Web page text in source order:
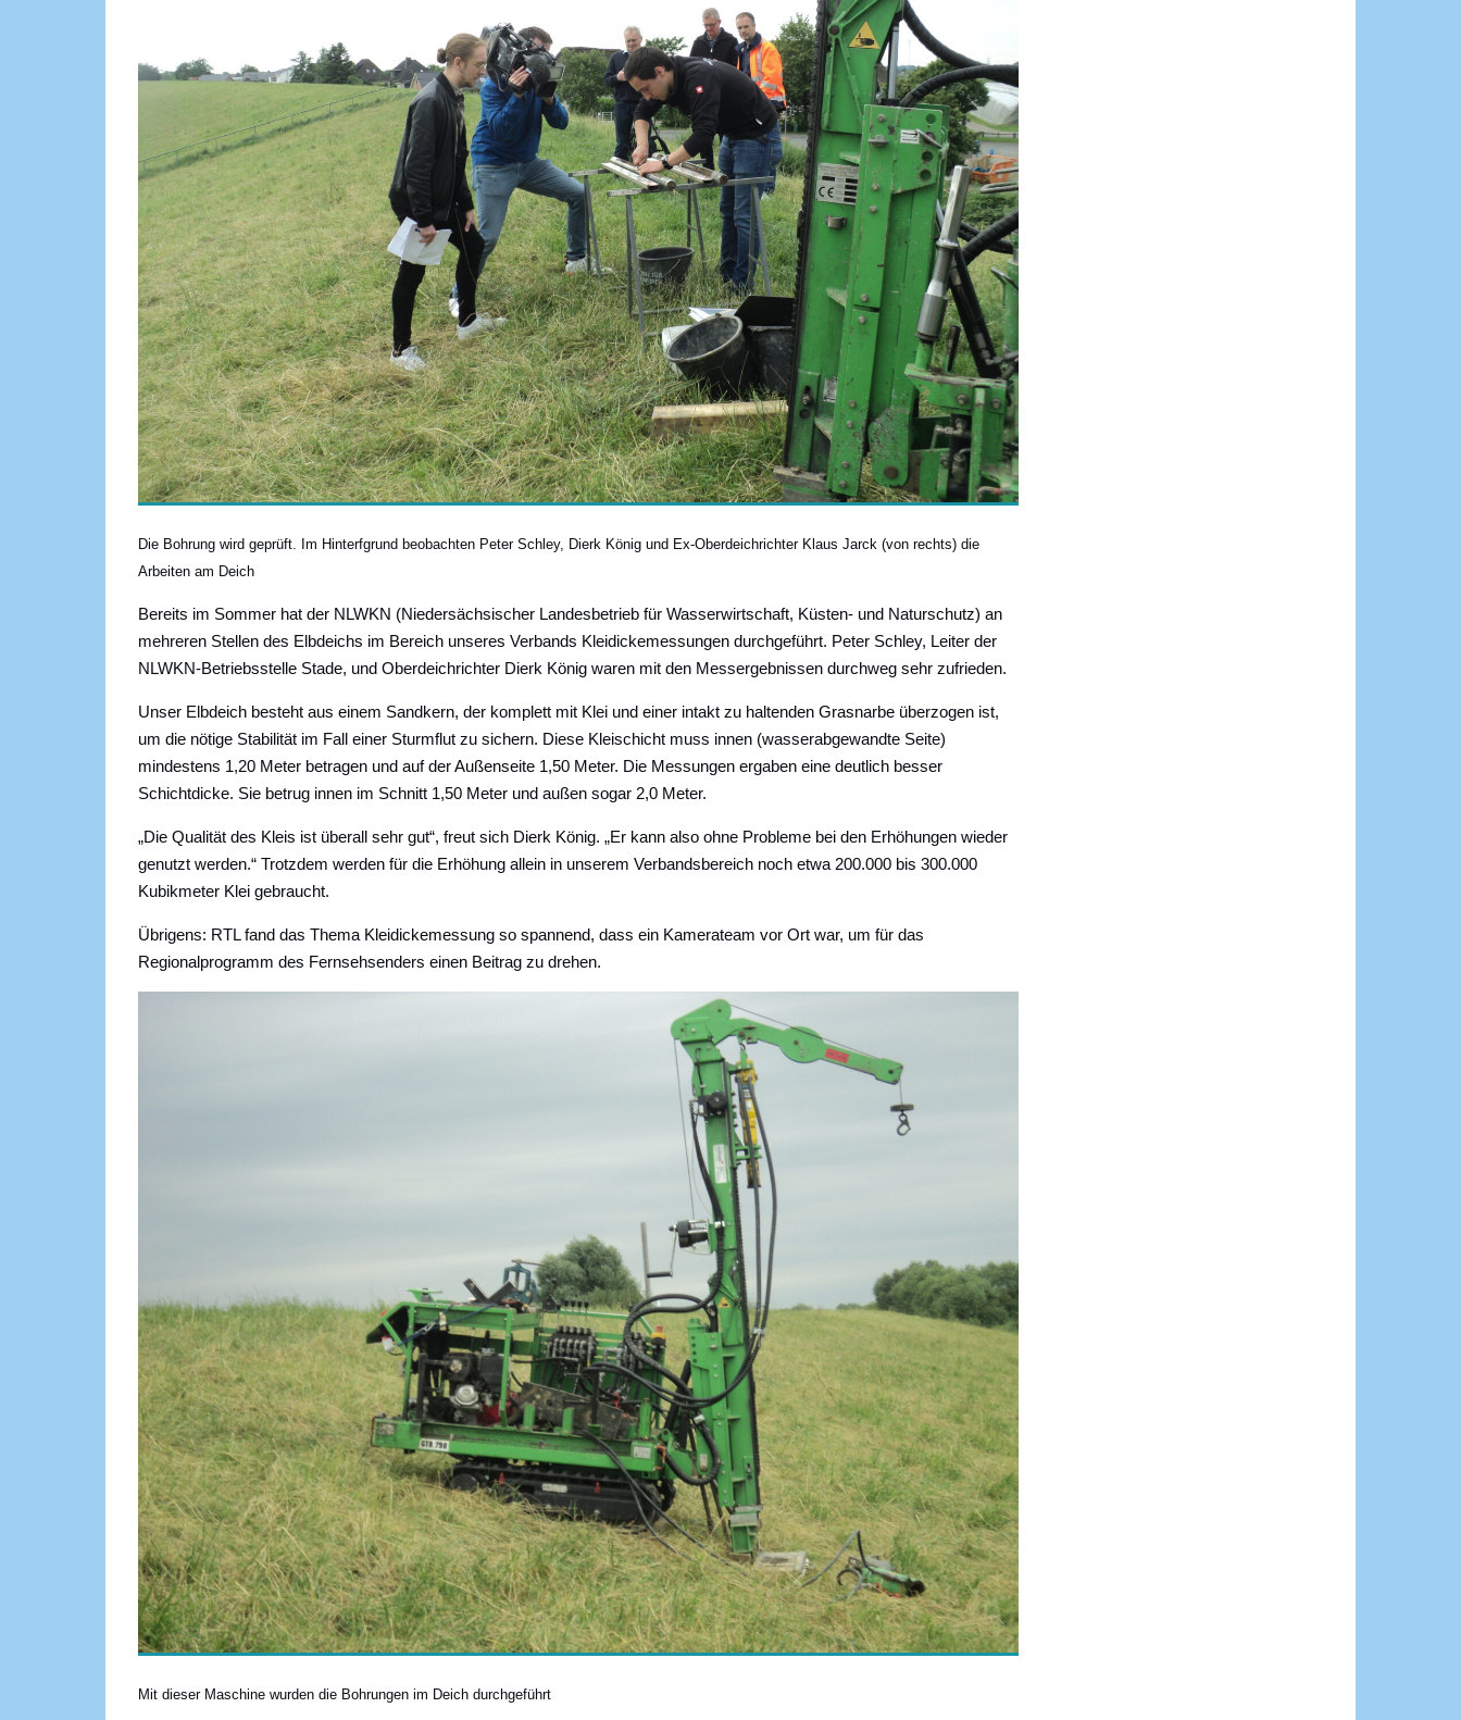
Die Bohrung wird geprüft. Im Hinterfgrund beobachten Peter Schley, Dierk König und Ex-Oberdeichrichter Klaus Jarck (von rechts) die
Arbeiten am Deich
Bereits im Sommer hat der NLWKN (Niedersächsischer Landesbetrieb für Wasserwirtschaft, Küsten- und Naturschutz) an
mehreren Stellen des Elbdeichs im Bereich unseres Verbands Kleidickemessungen durchgeführt. Peter Schley, Leiter der
NLWKN-Betriebsstelle Stade, und Oberdeichrichter Dierk König waren mit den Messergebnissen durchweg sehr zufrieden.
Unser Elbdeich besteht aus einem Sandkern, der komplett mit Klei und einer intakt zu haltenden Grasnarbe überzogen ist,
um die nötige Stabilität im Fall einer Sturmflut zu sichern. Diese Kleischicht muss innen (wasserabgewandte Seite)
mindestens 1,20 Meter betragen und auf der Außenseite 1,50 Meter. Die Messungen ergaben eine deutlich besser
Schichtdicke. Sie betrug innen im Schnitt 1,50 Meter und außen sogar 2,0 Meter.
„Die Qualität des Kleis ist überall sehr gut“, freut sich Dierk König. „Er kann also ohne Probleme bei den Erhöhungen wieder
genutzt werden.“ Trotzdem werden für die Erhöhung allein in unserem Verbandsbereich noch etwa 200.000 bis 300.000
Kubikmeter Klei gebraucht.
Übrigens: RTL fand das Thema Kleidickemessung so spannend, dass ein Kamerateam vor Ort war, um für das
Regionalprogramm des Fernsehsenders einen Beitrag zu drehen.
Mit dieser Maschine wurden die Bohrungen im Deich durchgeführt